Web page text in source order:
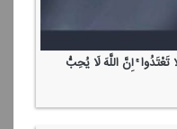
تَعْتَدُوا ۚ إِنَّ اللَّهَ لَا یُحِبُّ